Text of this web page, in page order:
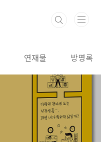
연재물 방명록